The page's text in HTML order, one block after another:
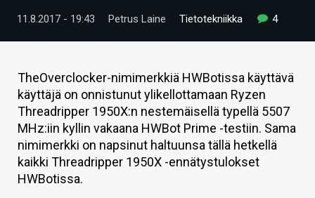
TECHBBS
HINTA.FI
KAUPPA
VAIHDA TEEMA
11.8.2017 - 19:43 Petrus Laine Tietotekniikka 4
TheOverclocker-nimimerkkiä HWBotissa käyttävä
käyttäjä on onnistunut ylikellottamaan Ryzen
Threadripper 1950X:n nestemäisellä typellä 5507
MHz:iin kyllin vakaana HWBot Prime -testiin. Sama
nimimerkki on napsinut haltuunsa tällä hetkellä
kaikki Threadripper 1950X -ennätystulokset
HWBotissa.